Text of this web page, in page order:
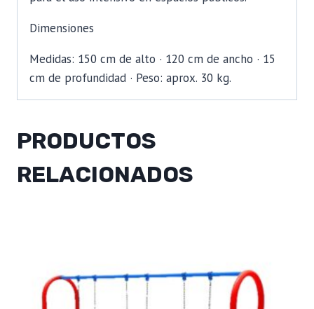
Dimensiones
Medidas: 150 cm de alto · 120 cm de ancho · 15
cm de profundidad · Peso: aprox. 30 kg.
PRODUCTOS
RELACIONADOS